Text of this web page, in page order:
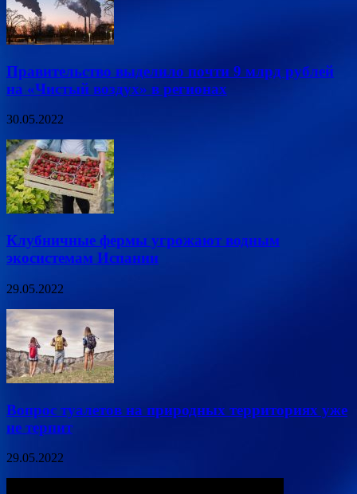
Правительство выделило почти 9 млрд рублей
на «Чистый воздух» в регионах
30.05.2022
Клубничные фермы угрожают водным
экосистемам Испании
29.05.2022
Вопрос туалетов на природных территориях уже
не терпит
29.05.2022